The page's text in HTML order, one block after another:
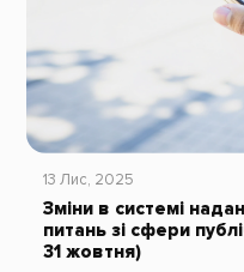
13 Лис, 2025
Зміни в системі
питань зі сфери
31 жовтня)